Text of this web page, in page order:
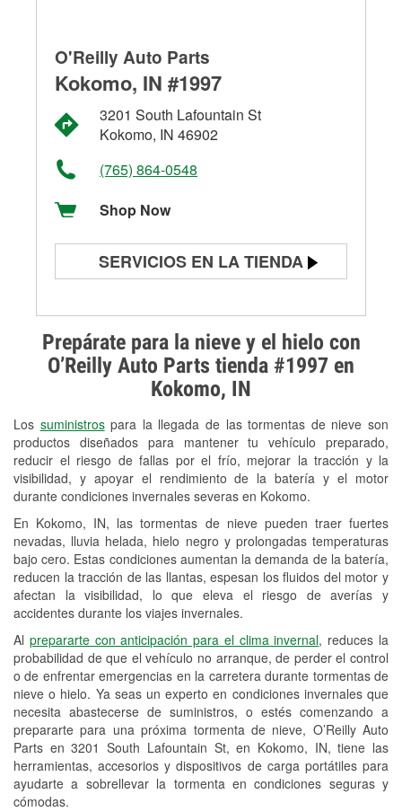
Prepárate para la nieve y el hielo con
O’Reilly Auto Parts tienda #1997 en
Kokomo, IN
Los suministrospara la llegada de las tormentas de nieve son
productos diseñados para mantener tu vehículo preparado,
reducir el riesgo de fallas por el frío, mejorar la tracción y la
visibilidad, y apoyar el rendimiento de la batería y el motor
durante condiciones invernales severas en Kokomo.
En Kokomo, IN, las tormentas de nieve pueden traer fuertes
nevadas, lluvia helada, hielo negro y prolongadas temperaturas
bajo cero. Estas condiciones aumentan la demanda de la batería,
reducen la tracción de las llantas, espesan los fluidos del motor y
afectan la visibilidad, lo que eleva el riesgo de averías y
accidentes durante los viajes invernales.
Al prepararte con anticipación para el clima invernal, reduces la
probabilidad de que el vehículo no arranque, de perder el control
o de enfrentar emergencias en la carretera durante tormentas de
nieve o hielo. Ya seas un experto en condiciones invernales que
necesita abastecerse de suministros, o estés comenzando a
prepararte para una próxima tormenta de nieve, O’Reilly Auto
Parts en 3201 South Lafountain St, en Kokomo, IN, tiene las
herramientas, accesorios y dispositivos de carga portátiles para
ayudarte a sobrellevar la tormenta en condiciones seguras y
cómodas.
O'Reilly Auto Parts
Kokomo, IN #1997
3201 South Lafountain St
Kokomo, IN 46902
(765) 864-0548
Shop Now
SERVICIOS EN LA TIENDA
Prueba de alternadores y
arrancadores
Revisión de la luz "Check Engine"
Reciclaje de baterías y aceite
Instalación de bombillas de faros
Instalación de limpiaparabrisas
Programa de Préstamo de
Herramientas
Rectificación de tambores y discos de
freno
Mangueras hidráulicas a la medida
Snowstorm Supplies
Tornado Supplies
Conoce más
Idiomas adicionales